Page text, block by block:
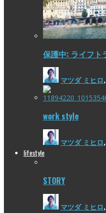
保護中: ライフト
マツダ ミヒロ,
work style
マツダ ミヒロ,
lifestyle
STORY
マツダ ミヒロ,